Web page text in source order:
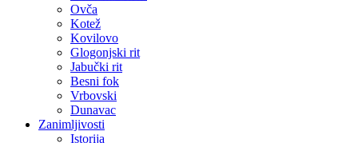
Ovča
Kotež
Kovilovo
Glogonjski rit
Jabučki rit
Besni fok
Vrbovski
Dunavac
Zanimljivosti
Istorija